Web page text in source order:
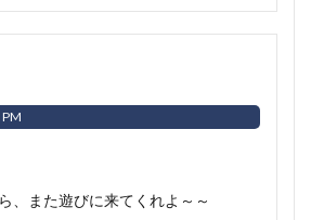
、また遊びに来てくれよ～～